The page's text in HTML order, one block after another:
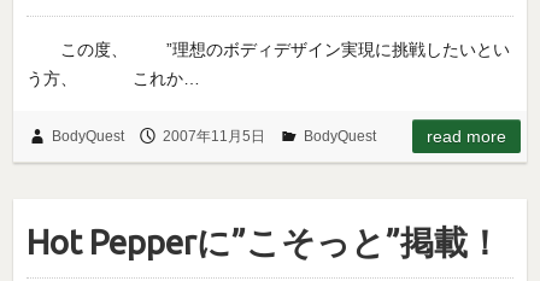
この度、 ”理想のボディデザイン実現に挑戦したいとい
う方、 これか…
BodyQuest 2007年11月5日 BodyQuest read more
Hot Pepperに”こそっと”掲載！